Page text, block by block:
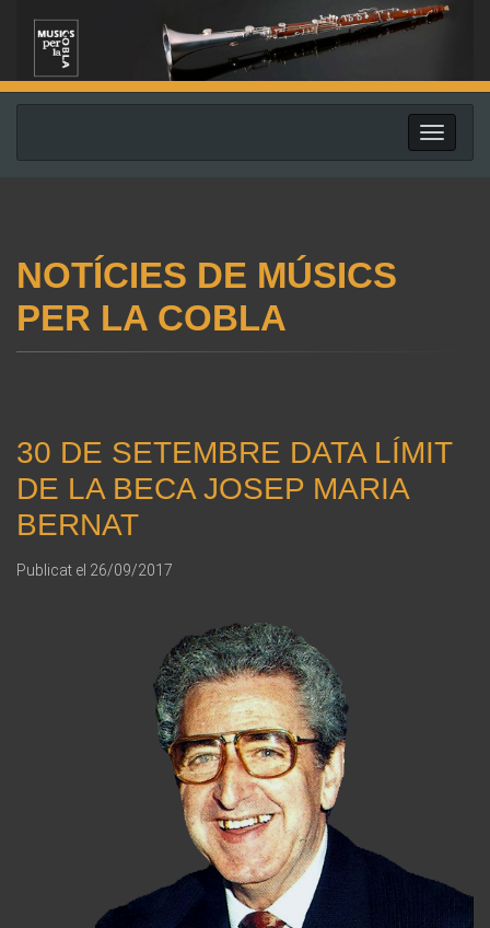
Toggle
NOTÍCIES DE MÚSICS
PER LA COBLA
30 DE SETEMBRE DATA LÍMIT
DE LA BECA JOSEP MARIA
BERNAT
Publicat el 26/09/2017